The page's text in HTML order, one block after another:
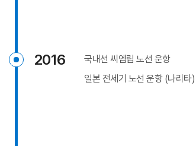
2016
국내선 씨엠립 노선 운항
일본 전세기 노선 운항 (나리타)